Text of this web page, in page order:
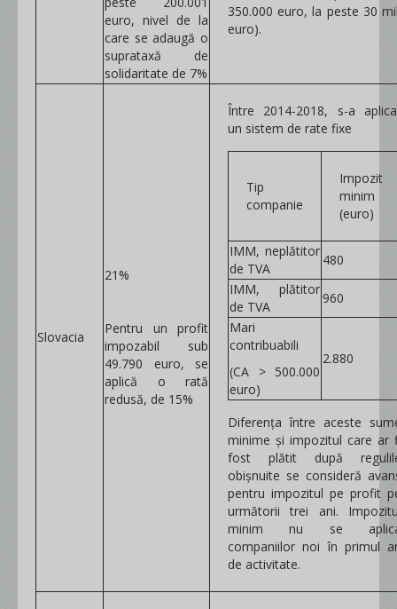
euro, nivel de la
care se adaugă o
suprataxă de
solidaritate de 7%
350.000 euro, la peste 30
euro).
Slovacia
21%
Pentru un profit
impozabil sub
49.790 euro, se
aplică o rată
redusă, de 15%
Între 2014-2018, s-a
un sistem de rate fixe
Tip
companie
Impozit
minim
(euro)
IMM, neplătitor
de TVA
480
IMM, plătitor
de TVA
960
Mari
contribuabili
(CA > 500.000
euro)
2.880
Diferența între aceste
minime și impozitul care ar
fost plătit după
obișnuite se consideră
pentru impozitul pe profit
următorii trei ani.
minim nu se
companiilor noi în primul
de activitate.